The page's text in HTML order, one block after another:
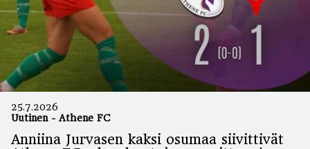
25.7.2026
Uutinen- Athene FC
Anniina Jurvasen kaksi osumaa siivittivät